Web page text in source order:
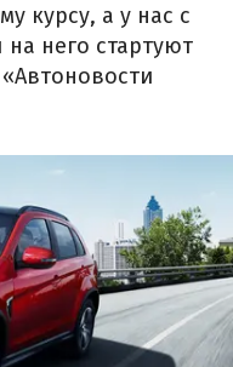
курсу, а у нас с
него стартуют